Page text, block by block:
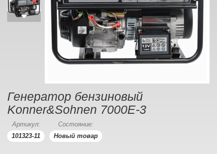
Генератор бензиновый
Konner&Sohnen 7000E-3
Артикул:
101323-11
Состояние:
Новый товар